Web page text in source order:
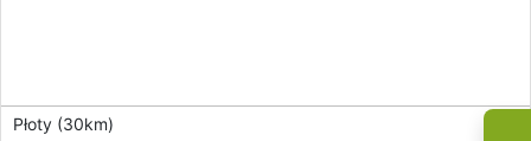
Płoty (30km)